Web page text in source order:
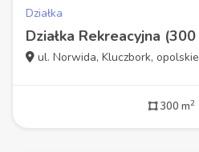
Działka
ul. Norwida, Kluczbork, opolskie
300 m2